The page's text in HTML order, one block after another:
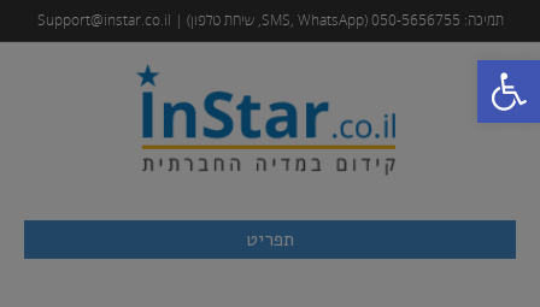
פתח סרגל נגישות
תמיכה: 050-5656755 (SMS, WhatsApp, שיחת טלפון) | Support@instar.co.il
תפריט